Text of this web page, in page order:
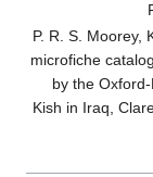
P. R. S. Moorey,
microfiche
by the
Kish in Iraq,